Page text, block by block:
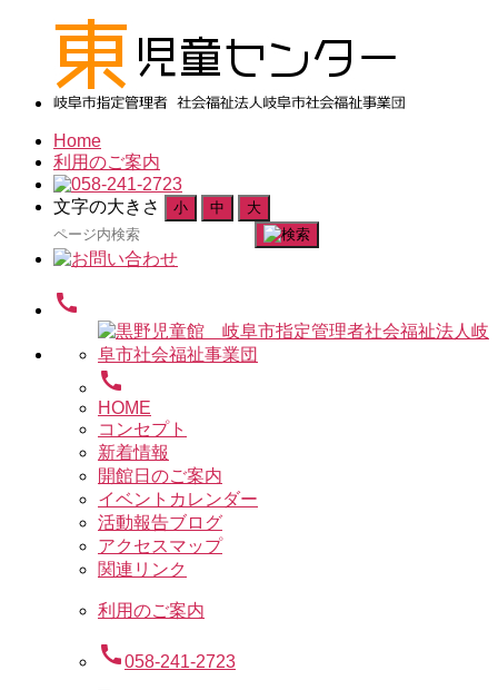
Home
利用のご案内
文字の大きさ 小 中 大
検
索
象:
call
call
HOME
コンセプト
新着情報
開館日のご案内
イベントカレンダー
活動報告ブログ
アクセスマップ
関連リンク
利用のご案内
call058-241-2723